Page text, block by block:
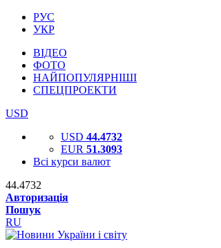
РУС
УКР
ВІДЕО
ФОТО
НАЙПОПУЛЯРНІШІ
СПЕЦПРОЕКТИ
USD
USD 44.4732
EUR 51.3093
Всі курси валют
44.4732
Авторизація
Пошук
RU